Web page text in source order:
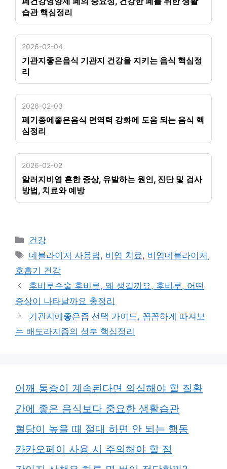
습관 핵심정리
2026-02-04
기관지좋은음식 기관지 건강을 지키는 음식 핵심정
리
2026-02-03
폐기종에좋은음식 면역력 강화에 도움 되는 음식 핵
심정리
2026-02-02
알러지비염 흔한 증상, 유발하는 원인, 진단 및 검사
방법, 치료와 예방
카
테
리
건강
태
그
네블라이저 사용법, 비염 치료, 비염네블라이저 ,
호흡기 건강
후비루수술 후비루, 왜 생길까요, 후비루, 어떤
증상이 나타날까요 총정리
기관지에좋은즙 선택 가이드, 꼼꼼하게 따져보
는 배도라지즙의 성분 핵심정리
어깨 통증이 계속된다면 의심해야 할 질환
간에 좋은 음식보다 중요한 생활습관
혈당이 높을 때 절대 하면 안 되는 행동
카카오페이 사용 시 주의해야 할 점